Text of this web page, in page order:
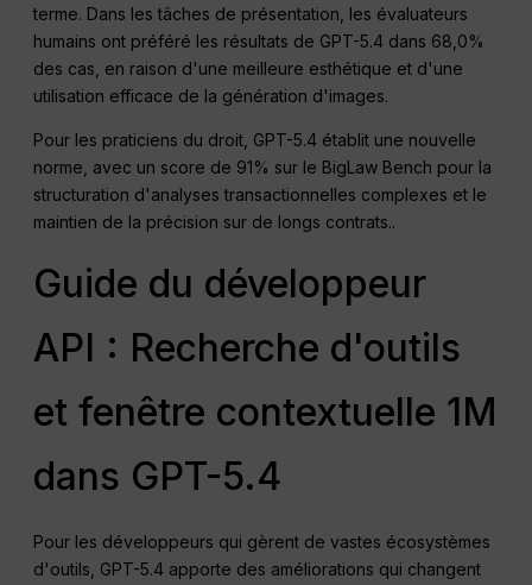
terme. Dans les tâches de présentation, les évaluateurs
humains ont préféré les résultats de GPT-5.4 dans 68,0%
des cas, en raison d'une meilleure esthétique et d'une
utilisation efficace de la génération d'images.
Pour les praticiens du droit, GPT-5.4 établit une nouvelle
norme, avec un score de 91% sur le BigLaw Bench pour la
structuration d'analyses transactionnelles complexes et le
maintien de la précision sur de longs contrats..
Guide du développeur
API : Recherche d'outils
et fenêtre contextuelle 1M
dans GPT-5.4
Pour les développeurs qui gèrent de vastes écosystèmes
d'outils, GPT-5.4 apporte des améliorations qui changent